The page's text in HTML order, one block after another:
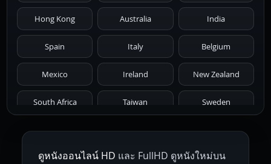
1976 1975 1974 1973 1972
1971 1970 1969 1968 1967
1966 1965 1964 1963 1962
1959 1955
1945 1942 1941 1940 1939
Hong Kong Australia India
Spain Italy Belgium
Mexico Ireland New Zealand
South Africa Taiwan Sweden
Netherlands Russia Poland
Hungary Denmark Bulgaria
ดูหนังออนไลน์ HD และ FullHD ดูหนังใหม่บน